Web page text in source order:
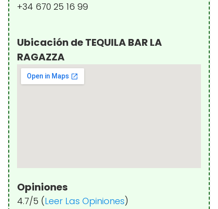
+34 670 25 16 99
Ubicación de TEQUILA BAR LA
RAGAZZA
Opiniones
4.7/5 (Leer Las Opiniones)